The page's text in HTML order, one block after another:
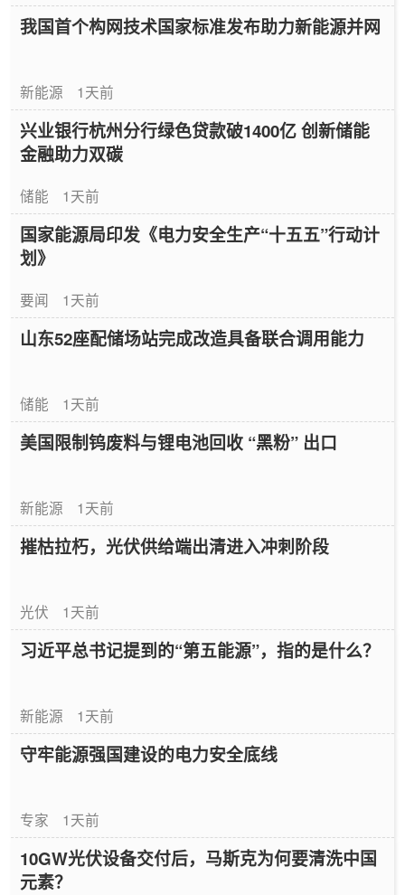
我国首个构网技术国家标准发布助力新能源并网
新能源 1天前
兴业银行杭州分行绿色贷款破1400亿 创新储能
金融助力双碳
储能 1天前
国家能源局印发《电力安全生产“十五五”行动计
划》
要闻 1天前
山东52座配储场站完成改造具备联合调用能力
储能 1天前
美国限制钨废料与锂电池回收 “黑粉” 出口
新能源 1天前
摧枯拉朽，光伏供给端出清进入冲刺阶段
光伏 1天前
习近平总书记提到的“第五能源”，指的是什么？
新能源 1天前
守牢能源强国建设的电力安全底线
专家 1天前
10GW光伏设备交付后，马斯克为何要清洗中国
元素？